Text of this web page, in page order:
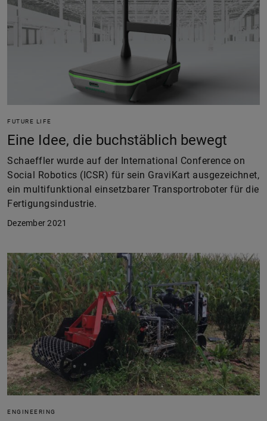
FUTURE LIFE
Eine Idee, die buchstäblich bewegt
Schaeffler wurde auf der International Conference on
Social Robotics (ICSR) für sein GraviKart ausgezeichnet,
ein multifunktional einsetzbarer Transportroboter für die
Fertigungsindustrie.
Dezember 2021
ENGINEERING